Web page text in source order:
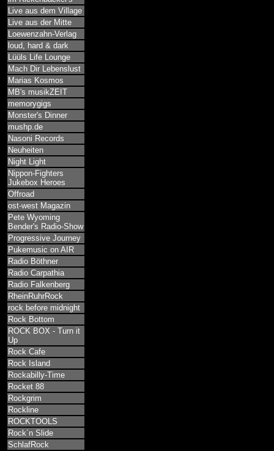
Live aus dem Village
Live aus der Mitte
Loewenzahn-Verlag
loud, hard & dark
Lüüls Life Lounge
Mach Dir Lebenslust
Marias Kosmos
MB's musikZEIT
memorygigs
Monster's Dinner
mushp.de
Nasoni Records
Neuheiten
Night Light
Nippon-Fighters
Jukebox Heroes
Offroad
ost-west Magazin
Pete Wyoming
Bender's Radio-Show
Progressive Journey
Pukemusic on AIR
Radio Böthner
Radio Carpathia
Radio Falkenberg
RheinRuhrRock
rock before midnight
Rock Bottom
ROCK BOX - Turn it
Up
Rock Cafe
Rock Island
Rockabilly-Time
Rocket 88
Rockgrim
Rockline
ROCKTOOLS
Rock´n Slide
SchlafRock